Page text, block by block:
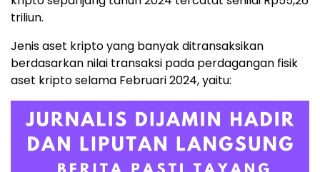
triliun.
Jenis aset kripto yang banyak ditransaksikan
berdasarkan nilai transaksi pada perdagangan fisik
aset kripto selama Februari 2024, yaitu: